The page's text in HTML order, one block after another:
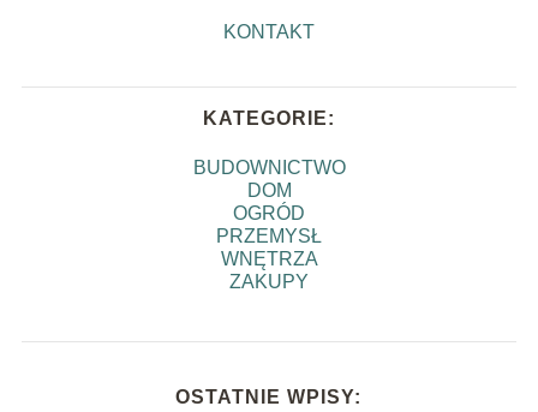
KONTAKT
KATEGORIE:
BUDOWNICTWO
DOM
OGRÓD
PRZEMYSŁ
WNĘTRZA
ZAKUPY
OSTATNIE WPISY: